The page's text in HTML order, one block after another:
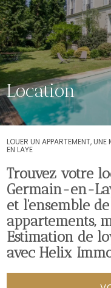
Location
LOUER UN APPARTEMENT,
EN LAYE
Trouvez votre
Germain-en-
et l'ensemble
appartements,
Estimation de
avec Helix